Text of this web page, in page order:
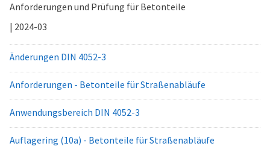
Anforderungen und Prüfung für Betonteile
| 2024-03
Änderungen DIN 4052-3
Anforderungen - Betonteile für Straßenabläufe
Anwendungsbereich DIN 4052-3
Auflagering (10a) - Betonteile für Straßenabläufe